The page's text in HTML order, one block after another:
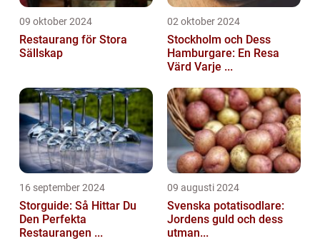
09 oktober 2024
Restaurang för Stora
Sällskap
02 oktober 2024
Stockholm och Dess
Hamburgare: En Resa
Värd Varje ...
16 september 2024
Storguide: Så Hittar Du
Den Perfekta
Restaurangen ...
09 augusti 2024
Svenska potatisodlare:
Jordens guld och dess
utman...